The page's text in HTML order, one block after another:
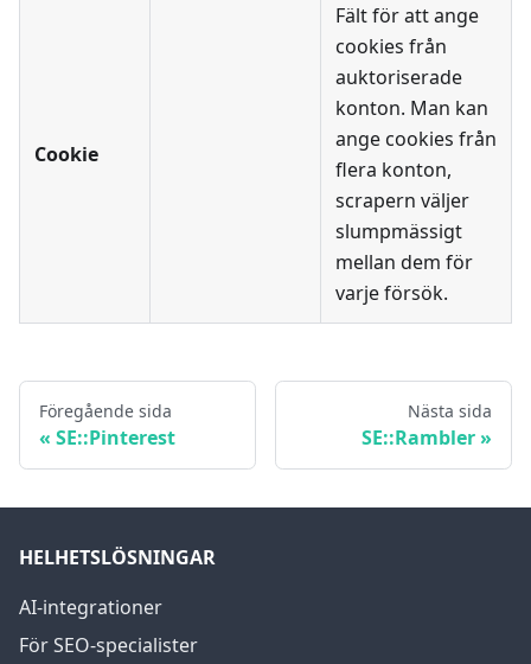
Cookie
Fält för att ange
cookies från
auktoriserade
konton. Man kan
ange cookies från
flera konton,
scrapern väljer
slumpmässigt
mellan dem för
varje försök.
Föregående sida
SE::Pinterest
Nästa sida
SE::Rambler
HELHETSLÖSNINGAR
AI-integrationer
För SEO-specialister